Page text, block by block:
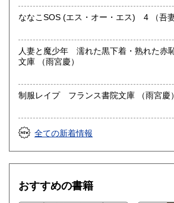
ななこSOS (エ
人妻と魔少年 濡れた黒下着・熟れた赤
文庫 （雨宮慶）
制服レイプ フランス書院文庫 （雨宮慶）
全ての新着情報
おすすめの書籍